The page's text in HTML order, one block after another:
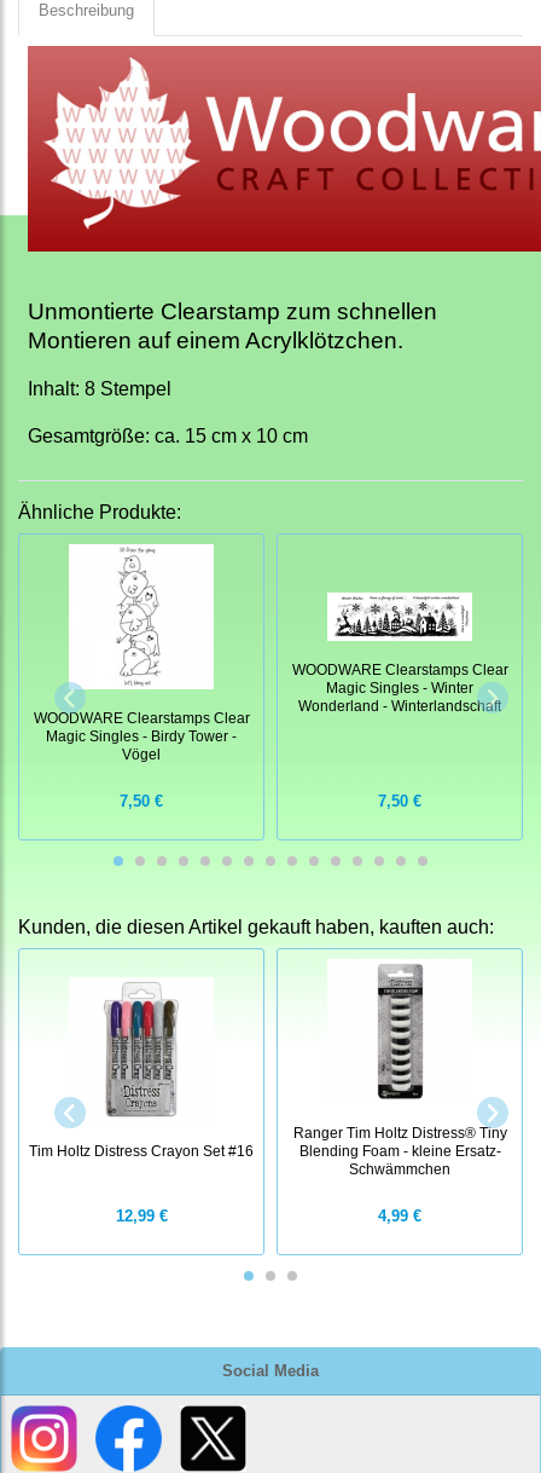
Social Media
Beschreibung
Unmontierte Clearstamp zum schnellen
Montieren auf einem Acrylklötzchen.
Inhalt: 8 Stempel
Gesamtgröße: ca. 15 cm x 10 cm
Ähnliche Produkte:
WOODWARE Clearstamps Clear
Magic Singles - Birdy Tower -
Vögel
7,50 €
WOODWARE Clearstamps Clear
Magic Singles - Winter
Wonderland - Winterlandschaft
7,50 €
Kunden, die diesen Artikel gekauft haben, kauften auch:
Tim Holtz Distress Crayon Set #16
12,99 €
Ranger Tim Holtz Distress® Tiny
Blending Foam - kleine Ersatz-
Schwämmchen
4,99 €